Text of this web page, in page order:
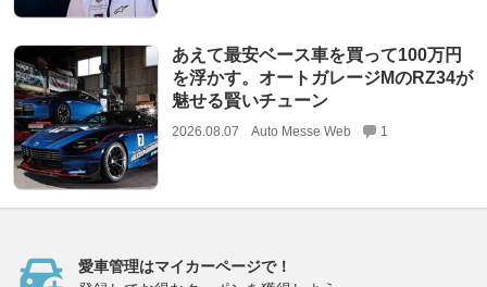
あえて最安ベース車を買って100万円
を浮かす。オートガレージMのRZ34が
魅せる賢いチューン
2026.08.07 Auto Messe Web 1
愛車管理はマイカーページで！